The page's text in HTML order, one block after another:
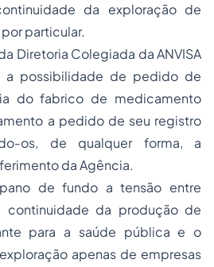
da exploração de
particular.
Diretoria Colegiada da ANVISA
a possibilidade de pedido de
do fabrico de medicamento
a pedido de seu registro
os, de qualquer forma, a
da Agência.
de fundo a tensão entre
continuidade da produção de
para a saúde pública e o
apenas de empresas